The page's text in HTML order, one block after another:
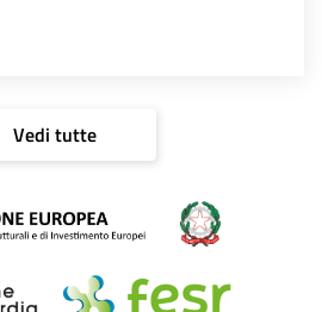
Vedi tutte